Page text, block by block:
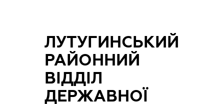
ЛУТУГИНСЬКИЙ
РАЙОННИЙ
ВІДДІЛ
ДЕРЖАВНОЇ